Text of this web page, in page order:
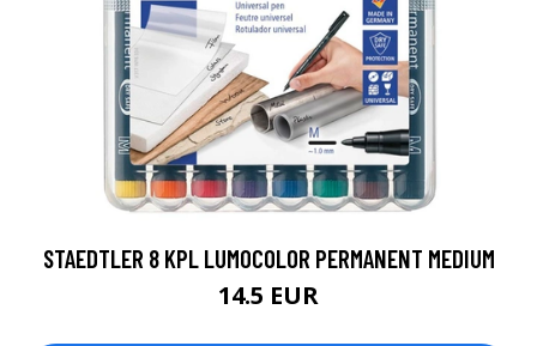
STAEDTLER 8 KPL LUMOCOLOR PERMANENT MEDIUM
14.5 EUR